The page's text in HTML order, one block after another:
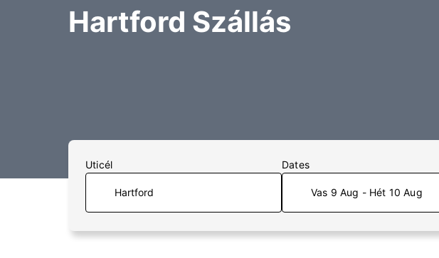
Hartford Szállás
Uticél Dates
Vas 9 Aug - Hét 10 Aug